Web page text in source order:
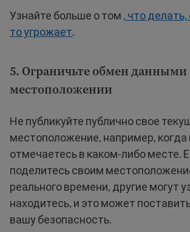
Узнайте больше о том , что
то угрожает.
5. Ограничьте обмен данными
местоположении
Не публикуйте публично свое
местоположение, например, когда
отмечаетесь в каком-либо месте.
поделитесь своим
реального времени, другие могут
находитесь, и это может
вашу безопасность.